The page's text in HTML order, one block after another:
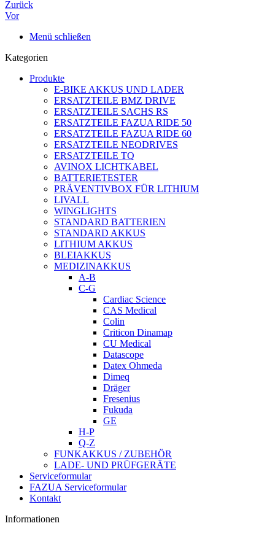
Zurück
Vor
Menü schließen
Kategorien
Produkte
E-BIKE AKKUS UND LADER
ERSATZTEILE BMZ DRIVE
ERSATZTEILE SACHS RS
ERSATZTEILE FAZUA RIDE 50
ERSATZTEILE FAZUA RIDE 60
ERSATZTEILE NEODRIVES
ERSATZTEILE TQ
AVINOX LICHTKABEL
BATTERIETESTER
PRÄVENTIVBOX FÜR LITHIUM
LIVALL
WINGLIGHTS
STANDARD BATTERIEN
STANDARD AKKUS
LITHIUM AKKUS
BLEIAKKUS
MEDIZINAKKUS
A-B
C-G
Cardiac Science
CAS Medical
Colin
Criticon Dinamap
CU Medical
Datascope
Datex Ohmeda
Dimeq
Dräger
Fresenius
Fukuda
GE
H-P
Q-Z
FUNKAKKUS / ZUBEHÖR
LADE- UND PRÜFGERÄTE
Serviceformular
FAZUA Serviceformular
Kontakt
Informationen